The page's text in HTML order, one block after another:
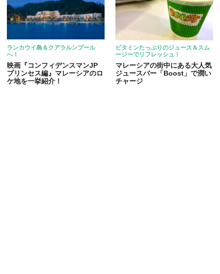
ランカウイ島＆クアラルンプール
へ！
映画『コンフィデンスマンJP
プリンセス編』マレーシアのロ
ケ地を一挙紹介！
ビタミンたっぷりのジュース＆スム
ージーでリフレッシュ！
マレーシアの街中にある大人気
ジュースバー「Boost」で潤い
チャージ